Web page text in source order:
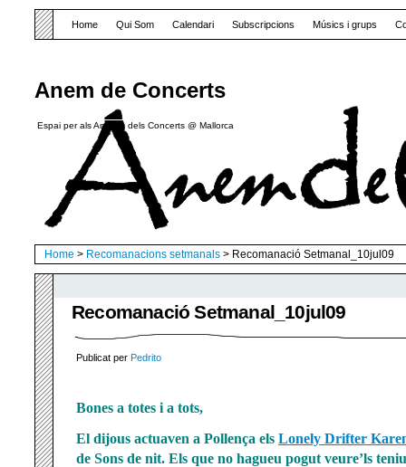
Anem de Concerts
Espai per als Amants dels Concerts @ Mallorca
Home Qui Som Calendari Subscripcions Músics i grups
Home > Recomanacions setmanals > Recomanació Setmanal_10jul09
Recomanació Setmanal_10jul09
Publicat per Pedrito
Bones a totes i a tots,
El dijous actuaven a Pollença els Lonely Drifter
de Sons de nit. Els que no hagueu pogut veure’ls